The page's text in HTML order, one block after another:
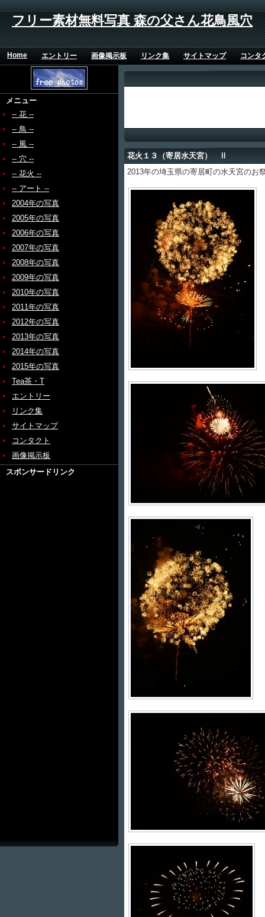
フリー素材無料写真 森の父さん花鳥風穴
Home エントリー 画像掲示板 リンク集 サイトマップ コンタ
メニュー
-- 花 --
-- 鳥 --
-- 風 --
-- 穴 --
-- 花火 --
-- アート --
2004年の写真
2005年の写真
2006年の写真
2007年の写真
2008年の写真
2009年の写真
2010年の写真
2011年の写真
2012年の写真
2013年の写真
2014年の写真
2015年の写真
Tea茶・T
エントリー
リンク集
サイトマップ
コンタクト
画像掲示板
スポンサードリンク
花火１３（寄居水天宮） Ⅱ
2013年の埼玉県の寄居町の水天宮のお